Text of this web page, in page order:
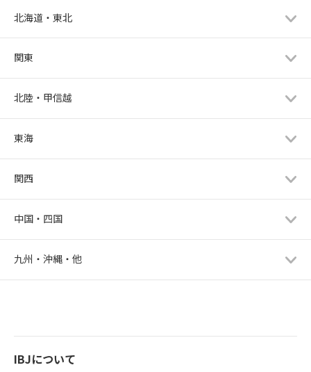
北海道・東北
関東
北陸・甲信越
東海
関西
中国・四国
九州・沖縄・他
IBJについて